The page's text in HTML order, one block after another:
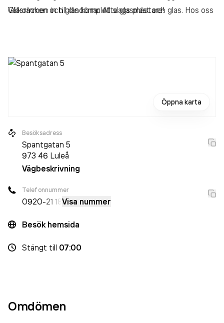
Glasräcken och glasdörrar. All slags plast och glas. Hos oss
Välkommen in till din kompletta glasmästare!
Öppna karta
Besöksadress
Spantgatan 5
973 46 Luleå
Vägbeskrivning
Telefonnummer
0920-21 18 Visa nummer
Besök hemsida
Stängt till 07:00
Omdömen